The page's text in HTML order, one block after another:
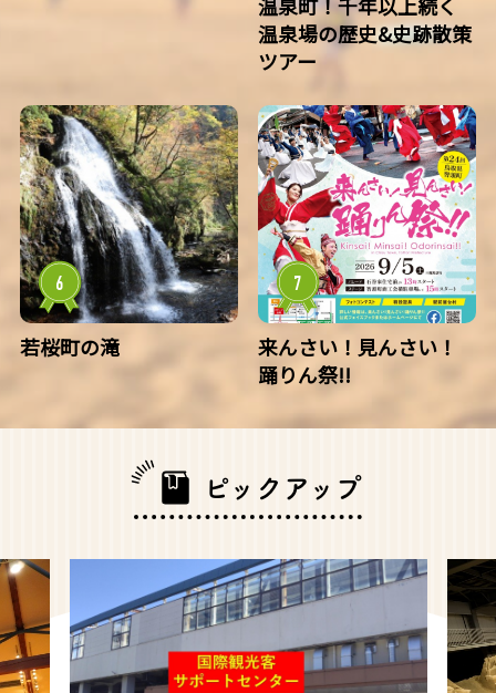
温泉場の歴史&史跡散策
ツアー
若桜町の滝
来んさい！見んさい！
踊りん祭!!
ピックアップ